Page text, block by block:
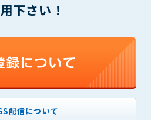
下さい！
配信について
と判断した場合
、本サービス内容の変更(新規追加、
の運営を中止または廃止することが
起因する会員または他の第三者が
､一切の責任をも負わないものと